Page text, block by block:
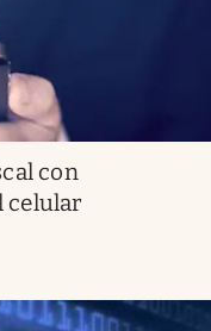
con
celular